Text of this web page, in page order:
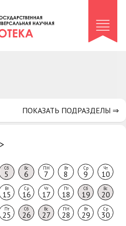
архив»
>
Сб
5
Вс
6
ПН
7
Вт
8
Ср
9
Чт
10
Вт
15
Ср
16
Чт
17
Пт
18
Сб
19
Вс
20
Пт
25
Сб
26
Вс
27
ПН
28
Вт
29
Ср
30
ПОКАЗАТЬ ПОДРАЗДЕЛЫ ⇒